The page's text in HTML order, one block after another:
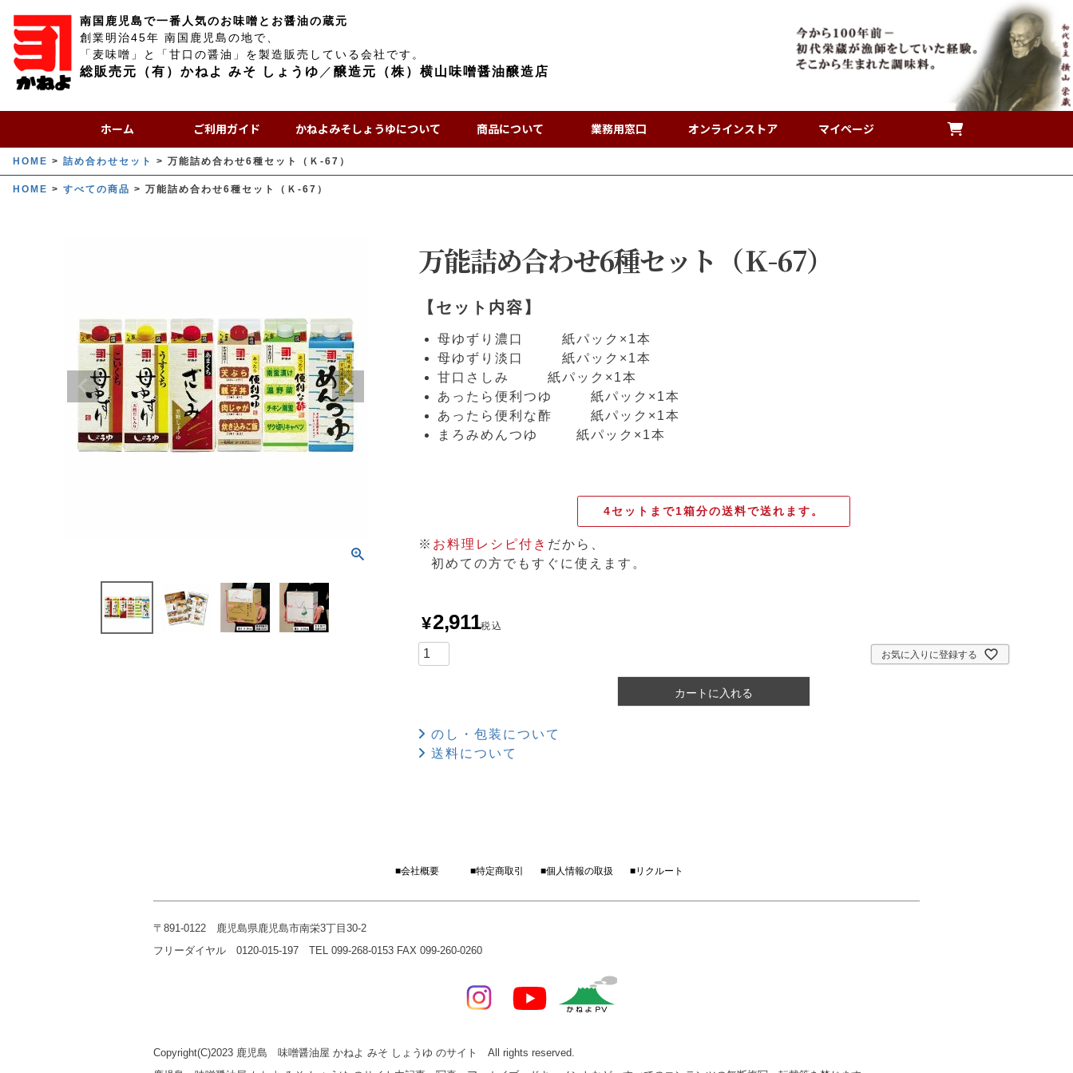
南国鹿児島で一番人気のお味噌とお醤油の蔵元
創業明治45年 南国鹿児島の地で、
「麦味噌」と「甘口の醤油」を製造販売している会社です。
総販売元（有）かねよ みそ しょうゆ ／ 醸造元（株）横山味噌醤油醸造店
ホーム ご利用ガイド かねよみそしょうゆについて 商品について 業務用窓口 オンラインストア マイページ
HOME 詰め合わせセット 万能詰め合わせ6種セット（Ｋ-67）
HOME すべての商品 万能詰め合わせ6種セット（Ｋ-67）
万能詰め合わせ6種セット（Ｋ-67）
【セット内容】
母ゆずり濃口
紙パック×1本
母ゆずり淡口
紙パック×1本
甘口さしみ
紙パック×1本
あったら便利つゆ
紙パック×1本
あったら便利な酢
紙パック×1本
まろみめんつゆ
紙パック×1本
4セットまで1箱分の送料で送れます。
※ お料理レシピ付き だから、
初めての方でもすぐに使えます。
¥2,911税込
お気に入りに登録する
カートに入れる
のし・包装について
送料について
■会社概要 ■特定商取引 ■個人情報の取扱 ■リクルート
〒891-0122 鹿児島県鹿児島市南栄3丁目30-2
フリーダイヤル 0120-015-197 TEL 099-268-0153 FAX 099-260-0260
Copyright(C)2023 鹿児島 味噌醤油屋 かねよ みそ しょうゆ のサイト All rights reserved.